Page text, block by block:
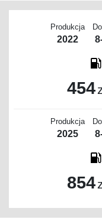
Produkcja
2022
454
Produkcja
2025
854